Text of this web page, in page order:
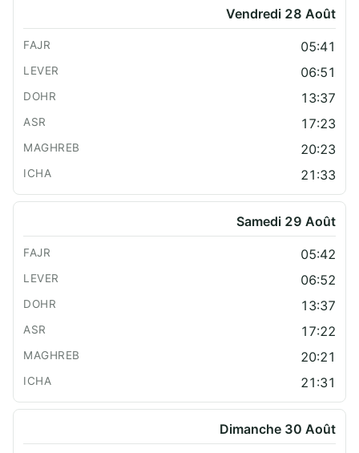
Vendredi 28 Août
05:41
06:51
13:37
17:23
20:23
21:33
Samedi 29 Août
05:42
06:52
13:37
17:22
20:21
21:31
Dimanche 30 Août